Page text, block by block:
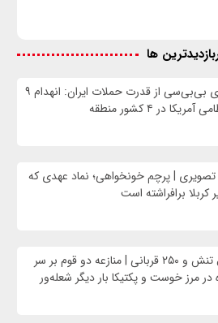
ها
افشاگری بی‌بی‌سی از قدرت حملات ایران: انهدام ۹
در ۴ کشور منطقه
| پرچم خونخواهی؛ نماد عهدی که
کربلا برافراشته است
۸۰ سال تنش و ۲۵۰ قربانی | منازعه دو قوم بر سر
مرز خوست و پکتیکا بار دیگر شعله‌ور